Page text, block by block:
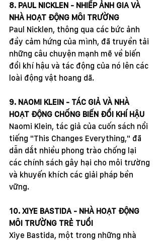
8. PAUL NICKLEN - NHIẾP ẢNH GIA VÀ
NHÀ HOẠT ĐỘNG MÔI TRƯỜNG
Paul Nicklen, thông qua các bức ảnh
đầy cảm hứng của mình, đã truyền tải
những câu chuyện mạnh mẽ về biến
đổi khí hậu và tác động của nó lên các
loài động vật hoang dã.
9. NAOMI KLEIN - TÁC GIẢ VÀ NHÀ
HOẠT ĐỘNG CHỐNG BIẾN ĐỔI KHÍ HẬU
Naomi Klein, tác giả của cuốn sách nổi
tiếng "This Changes Everything," đã
dẫn dắt nhiều phong trào chống lại
các chính sách gây hại cho môi trường
và khuyến khích các giải pháp bền
vững.
10. XIYE BASTIDA - NHÀ HOẠT ĐỘNG
MÔI TRƯỜNG TRẺ TUỔI
Xiye Bastida, một trong những nhà